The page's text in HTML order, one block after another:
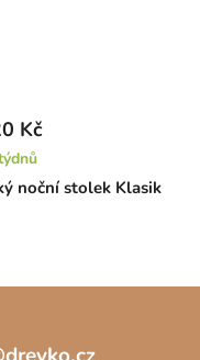
noční stolek Klasik
Kč